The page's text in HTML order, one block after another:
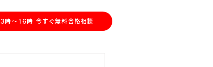
室】中3受験生＆中1,2生、受入中！
時〜16時 今すぐ無料合格相談